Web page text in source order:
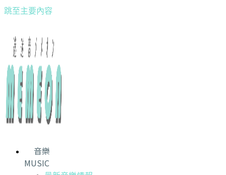
跳至主要內容
音樂
MUSIC